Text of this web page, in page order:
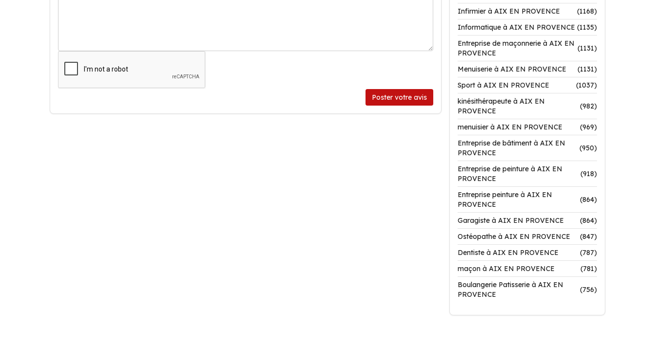
Poster votre avis
Infirmier à AIX EN PROVENCE
(1168)
Informatique à AIX EN PROVENCE (1135)
Entreprise de maçonnerie à AIX EN
PROVENCE
(1131)
Menuiserie à AIX EN PROVENCE
(1131)
Sport à AIX EN PROVENCE
(1037)
kinésithérapeute à AIX EN
PROVENCE
(982)
menuisier à AIX EN PROVENCE
(969)
Entreprise de bâtiment à AIX EN
PROVENCE
(950)
Entreprise de peinture à AIX EN
PROVENCE
(918)
Entreprise peinture à AIX EN
PROVENCE
(864)
Garagiste à AIX EN PROVENCE
(864)
Ostéopathe à AIX EN PROVENCE
(847)
Dentiste à AIX EN PROVENCE
(787)
maçon à AIX EN PROVENCE
(781)
Boulangerie Patisserie à AIX EN
PROVENCE
(756)